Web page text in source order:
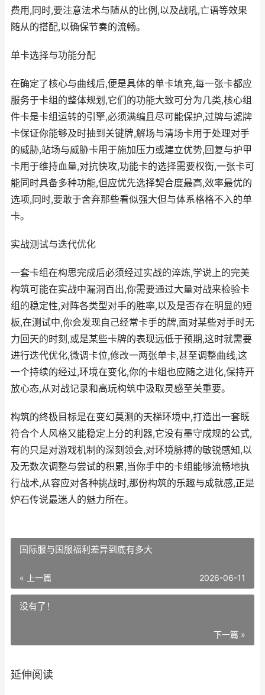
费用,同时,要注意法术与随从的比例,以及战吼,亡语等效果
随从的搭配,以确保节奏的流畅。
单卡选择与功能分配
在确定了核心与曲线后,便是具体的单卡填充,每一张卡都应
服务于卡组的整体规划,它们的功能大致可分为几类,核心组
件卡是卡组运转的引擎,必须满编且尽可能保护,过牌与滤牌
卡保证你能够及时抽到关键牌,解场与清场卡用于处理对手
的威胁,站场与威胁卡用于施加压力或建立优势,回复与护甲
卡用于维持血量,对抗快攻,功能卡的选择需要权衡,一张卡可
能同时具备多种功能,但应优先选择契合度最高,效率最优的
选项,同时,要敢于舍弃那些看似强大但与体系格格不入的单
卡。
实战测试与迭代优化
一套卡组在构思完成后必须经过实战的淬炼,学说上的完美
构筑可能在实战中漏洞百出,你需要通过大量对战来检验卡
组的稳定性,对阵各类型对手的胜率,以及是否存在明显的短
板,在测试中,你会发现自己经常卡手的牌,面对某些对手时无
力回天的时刻,或是某些卡牌的表现远低于预期,这时就需要
进行迭代优化,微调卡位,修改一两张单卡,甚至调整曲线,这
一个持续的经过,环境在变化,你的卡组也应随之进化,保持开
放心态,从对战记录和高玩构筑中汲取灵感至关重要。
构筑的终极目标是在变幻莫测的天梯环境中,打造出一套既
符合个人风格又能稳定上分的利器,它没有墨守成规的公式,
有的只是对游戏机制的深刻领会,对环境脉搏的敏锐感知,以
及无数次调整与尝试的积累,当你手中的卡组能够流畅地执
行战术,从容应对各种挑战时,那份构筑的乐趣与成就感,正是
炉石传说最迷人的魅力所在。
国际服与国服福利差异到底有多大
« 上一篇 2026-06-11
没有了！
下一篇 »
延伸阅读